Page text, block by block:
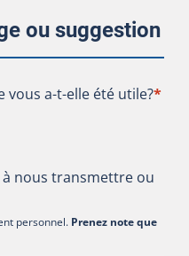
ou suggestion
vous a-t-elle été utile?
vous a-t-elle été utile?*
nous transmettre ou
personnel. Prenez note que